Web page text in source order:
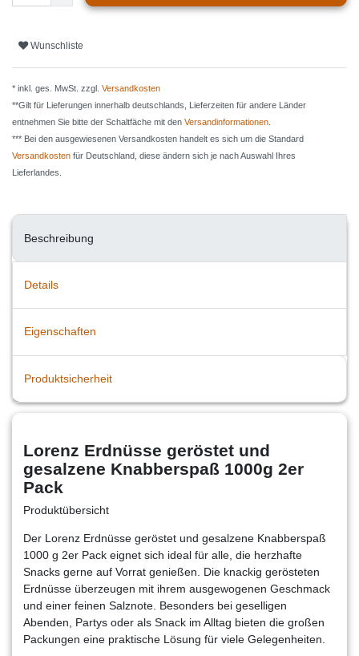
Wunschliste
* inkl. ges. MwSt. zzgl. Versandkosten
**Gilt für Lieferungen innerhalb deutschlands, Lieferzeiten für andere Länder
entnehmen Sie bitte der Schaltfäche mit den Versandinformationen
*** Bei den ausgewiesenen Versandkosten handelt es sich um die Standard
Versandkosten für Deutschland, diese ändern sich je nach Auswahl Ihres
Lieferlandes.
Beschreibung
Details
Eigenschaften
Produktsicherheit
Lorenz Erdnüsse geröstet und
gesalzene Knabberspaß 1000g 2er
Pack
Produktübersicht
Der Lorenz Erdnüsse geröstet und gesalzene Knabberspaß
1000 g 2er Pack eignet sich ideal für alle, die herzhafte
Snacks gerne auf Vorrat genießen. Die knackig gerösteten
Erdnüsse überzeugen mit ihrem ausgewogenen Geschmack
und einer feinen Salznote. Besonders bei geselligen
Abenden, Partys oder als Snack im Alltag bieten die großen
Packungen eine praktische Lösung für viele Gelegenheiten.